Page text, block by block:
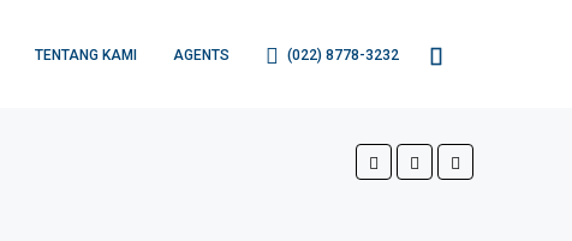
TENTANG KAMI AGENTS (022) 8778-3232